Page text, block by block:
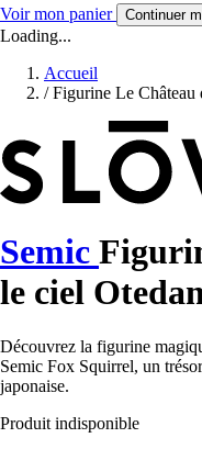
Voir mon panier Continuer
Loading...
Accueil
/ Figurine Le Château
Semic
le ciel
Découvrez la figurine
Semic Fox Squirrel, un
japonaise.
Produit indisponible